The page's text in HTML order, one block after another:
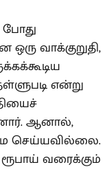
போது
வாக்குறுதி,
என்று
ஆனால்,
செய்யவில்லை.
வரைக்கும்